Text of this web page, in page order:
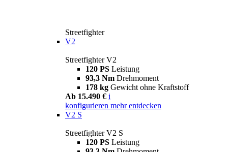
Streetfighter
V2
Streetfighter V2
120 PS Leistung
93,3 Nm Drehmoment
178 kg Gewicht ohne Kraftstoff
Ab 15.490 € i
konfigurieren mehr entdecken
V2 S
Streetfighter V2 S
120 PS Leistung